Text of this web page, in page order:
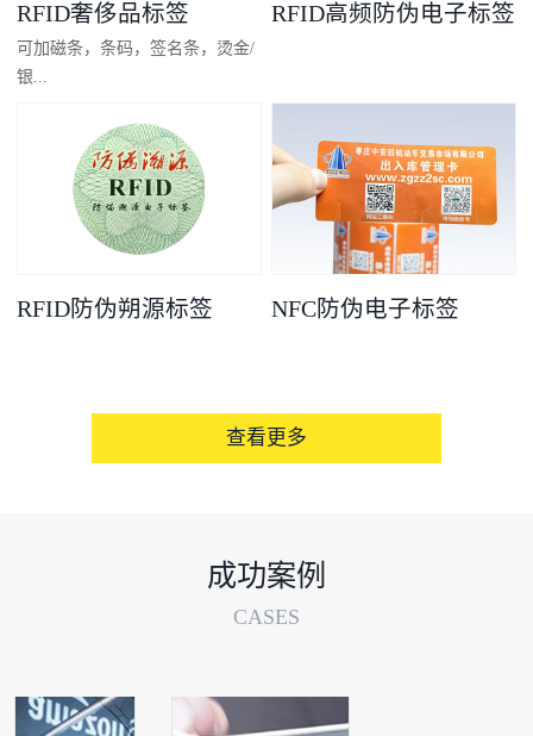
RFID奢侈品标签
可加磁条，条码，签名条，烫金/
银...
凸码，金/银底
RFID高频防伪电子标签
RFID防伪朔源标签 NFC防伪电子标签
查看更多
成功案例
CASES